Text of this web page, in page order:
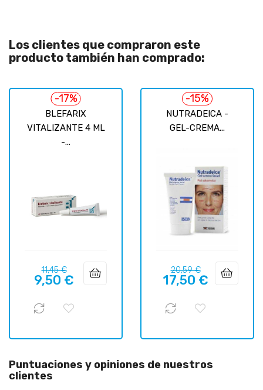
Los clientes que compraron este
producto también han comprado:
BLEFARIX
VITALIZANTE 4 ML
-...
-17%
Precio
regular
11,45 €Precio
9,50 €
NUTRADEICA -
GEL-CREMA...
-15%
Precio
regular
20,59 €Precio
17,50 €
Puntuaciones y opiniones de nuestros
clientes